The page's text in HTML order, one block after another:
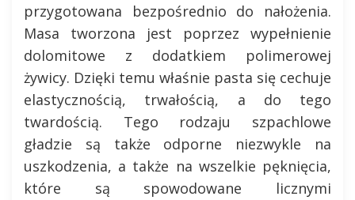
przygotowana bezpośrednio do nałożenia.
Masa tworzona jest poprzez wypełnienie
dolomitowe z dodatkiem polimerowej
żywicy. Dzięki temu właśnie pasta się cechuje
elastycznością, trwałością, a do tego
twardością. Tego rodzaju szpachlowe
gładzie są także odporne niezwykle na
uszkodzenia, a także na wszelkie pęknięcia,
które są spowodowane licznymi